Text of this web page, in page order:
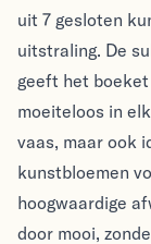
uit 7 gesloten
uitstraling. De
geeft het
moeiteloos in
vaas, maar ook
kunstbloemen
hoogwaardige
door mooi,